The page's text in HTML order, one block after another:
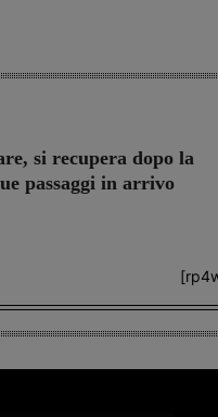
si recupera dopo la
passaggi in arrivo